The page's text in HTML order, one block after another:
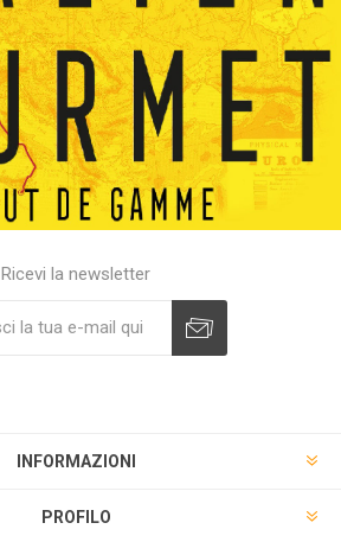
Ricevi la newsletter
INFORMAZIONI
PROFILO